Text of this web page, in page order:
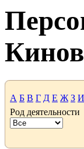
А Б В Г Д Е Ж З И
Род деятельности